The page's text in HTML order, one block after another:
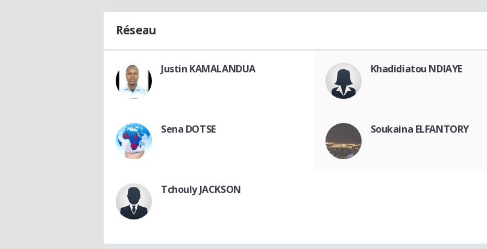
Réseau
Justin KAMALANDUA Khadidiatou NDIAYE
Sena DOTSE Soukaina ELFANTORY
Tchouly JACKSON